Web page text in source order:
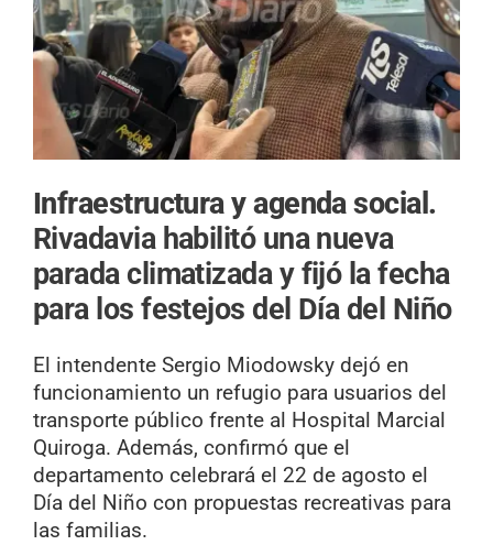
Infraestructura y agenda social.
Rivadavia habilitó una nueva
parada climatizada y fijó la fecha
para los festejos del Día del Niño
El intendente Sergio Miodowsky dejó en
funcionamiento un refugio para usuarios del
transporte público frente al Hospital Marcial
Quiroga. Además, confirmó que el
departamento celebrará el 22 de agosto el
Día del Niño con propuestas recreativas para
las familias.